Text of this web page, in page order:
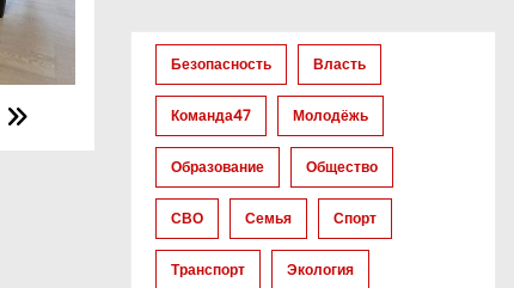
Безопасность Власть
Команда47 Молодёжь
Образование Общество
СВО Семья Спорт
Транспорт Экология